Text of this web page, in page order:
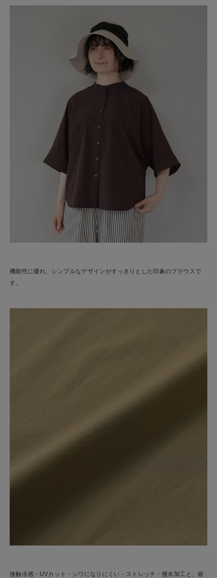
機能性に優れ、シンプルなデザインがすっきりとした印象のブラウスで
す。
接触冷感・UVカット・シワになりにくい・ストレッチ・撥水加工と、嬉